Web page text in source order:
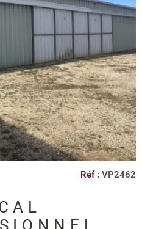
BIEN
Réf : VP2462